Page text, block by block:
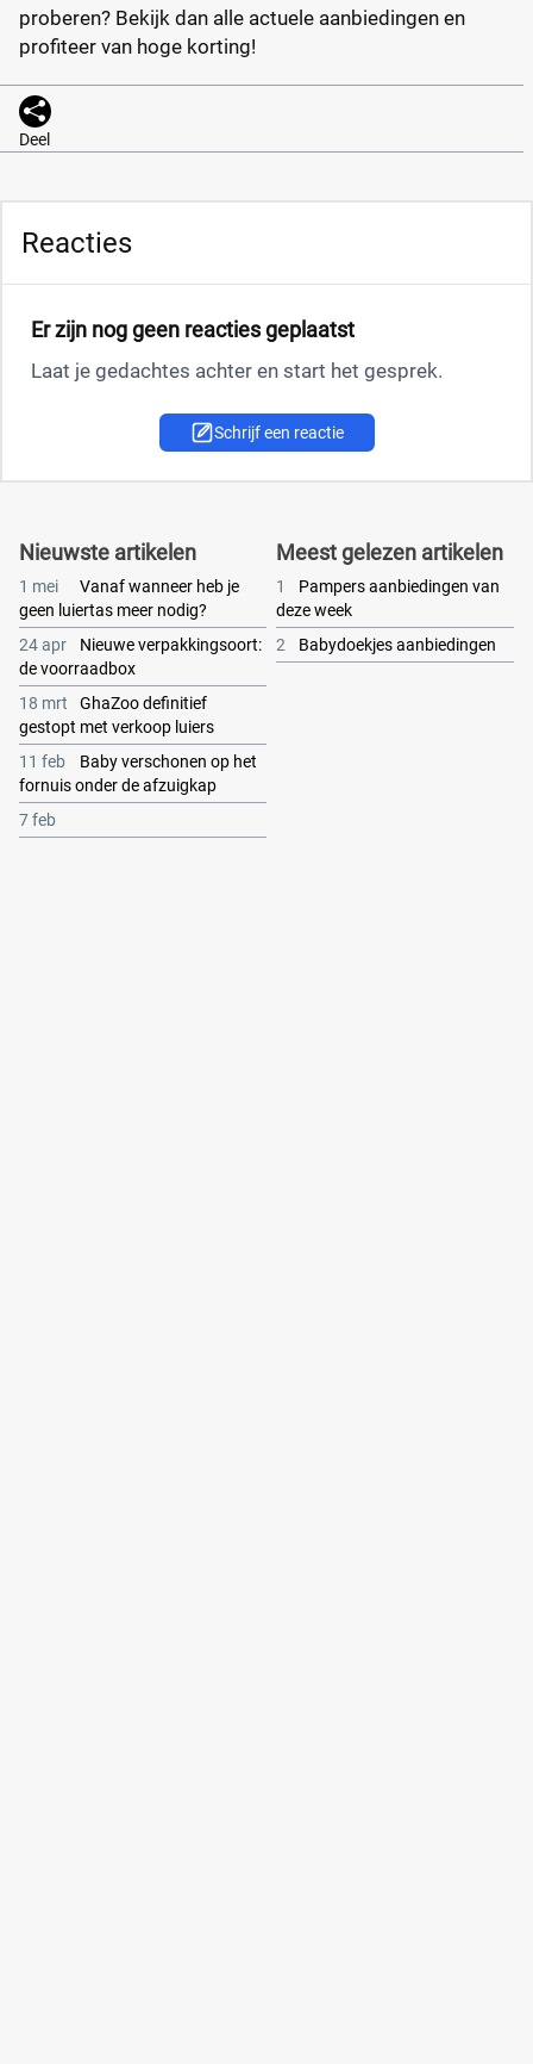
proberen? Bekijk dan alle actuele aanbiedingen en
profiteer van hoge korting!
Deel
Reacties
Er zijn nog geen reacties geplaatst
Laat je gedachtes achter en start het gesprek.
Schrijf een reactie
Nieuwste artikelen
1 mei
Vanaf wanneer heb je
geen luiertas meer nodig?
24 apr
Nieuwe verpakkingsoort:
de voorraadbox
18 mrt
GhaZoo definitief
gestopt met verkoop luiers
11 feb
Baby verschonen op het
fornuis onder de afzuigkap
7 feb
Meest gelezen artikelen
1
Pampers aanbiedingen van
deze week
2
Babydoekjes aanbiedingen